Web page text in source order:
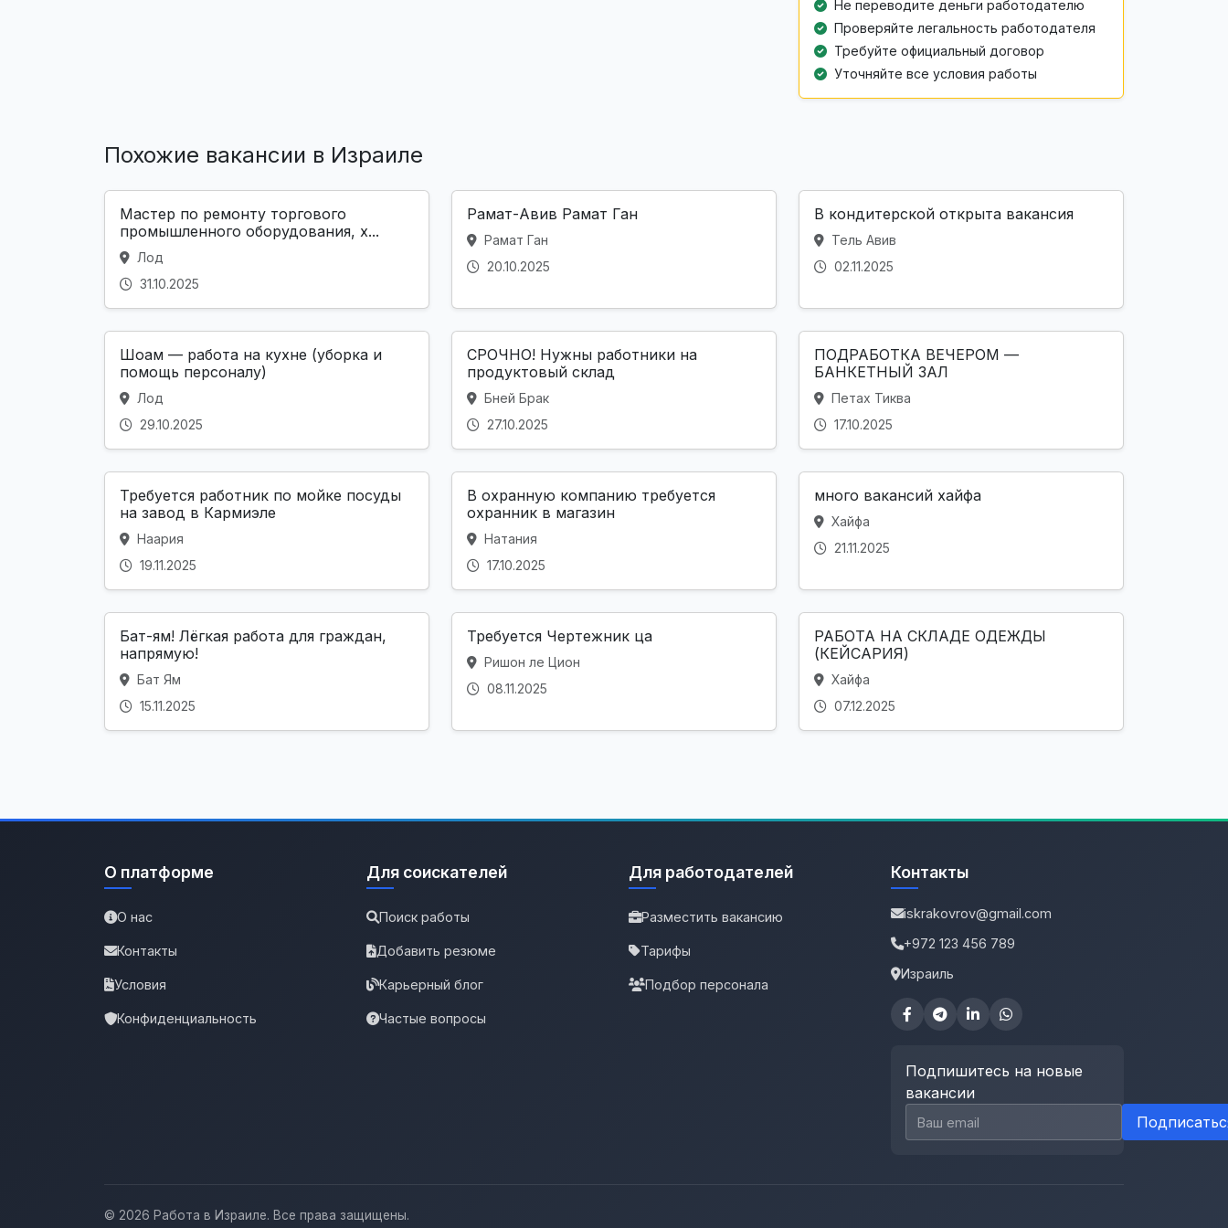
Не переводите деньги работодателю
Проверяйте легальность работодателя
Требуйте официальный договор
Уточняйте все условия работы
Похожие вакансии в Израиле
Мастер по ремонту торгового
промышленного оборудования, х...
Лод
31.10.2025
Рамат-Авив Рамат Ган
Рамат Ган
20.10.2025
В кондитерской открыта вакансия
Тель Авив
02.11.2025
Шоам — работа на кухне (уборка и
помощь персоналу)
Лод
29.10.2025
СРОЧНО! Нужны работники на
продуктовый склад
Бней Брак
27.10.2025
ПОДРАБОТКА ВЕЧЕРОМ —
БАНКЕТНЫЙ ЗАЛ
Петах Тиква
17.10.2025
Требуется работник по мойке посуды
на завод в Кармиэле
Наария
19.11.2025
В охранную компанию требуется
охранник в магазин
Натания
17.10.2025
много вакансий хайфа
Хайфа
21.11.2025
Бат-ям! Лёгкая работа для граждан,
напрямую!
Бат Ям
15.11.2025
Требуется Чертежник ца
Ришон ле Цион
08.11.2025
РАБОТА НА СКЛАДЕ ОДЕЖДЫ
(КЕЙСАРИЯ)
Хайфа
07.12.2025
О платформе
О нас
Контакты
Условия
Конфиденциальность
Для соискателей
Поиск работы
Добавить резюме
Карьерный блог
Частые вопросы
Для работодателей
Разместить вакансию
Тарифы
Подбор персонала
Контакты
iskrakovrov@gmail.com
+972 123 456 789
Израиль
Подпишитесь на новые
вакансии
Email для подписки
© 2026 Работа в Израиле. Все права защищены.